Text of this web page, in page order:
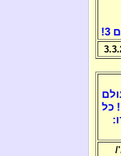
3!
כל